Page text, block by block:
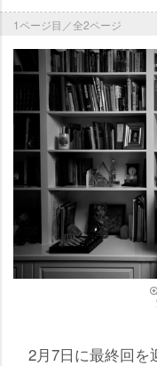
1ページ目／全2ページ
2月7日に最終回を